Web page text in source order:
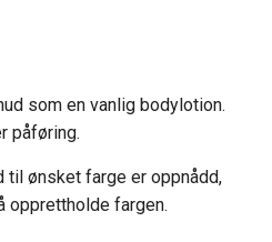
som en vanlig bodylotion.
påføring.
til ønsket farge er oppnådd,
opprettholde fargen.